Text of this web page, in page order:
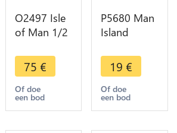
O2497 Isle
of Man 1/2
George III
1798 -
>Make
offer
75 €
Of doe
een bod
P5680 Man
Island
Elizabeth II
1980 Silver
Proof ->M
Offer
19 €
Of doe
een bod